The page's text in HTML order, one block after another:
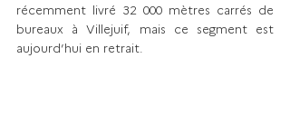
récemment livré 32 000 mètres carrés de
bureaux à Villejuif, mais ce segment est
aujourd’hui en retrait.